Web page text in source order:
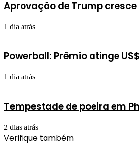
Aprovação de Trump
1 dia atrás
Powerball: Prêmio atinge
1 dia atrás
Tempestade de poeira em
2 dias atrás
Verifique também